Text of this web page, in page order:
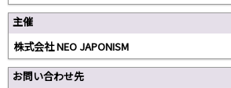
主催
株式会社 NEO JAPONISM
お問い合わせ先